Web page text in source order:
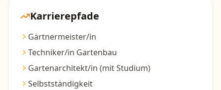
Karrierepfade
Gärtnermeister/in
Techniker/in Gartenbau
Gartenarchitekt/in (mit Studium)
Selbstständigkeit